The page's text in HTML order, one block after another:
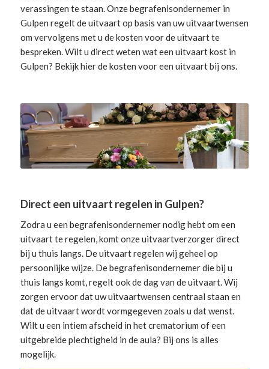
verassingen te staan. Onze begrafenisondernemer in
Gulpen regelt de uitvaartop basis van uw uitvaartwensen
om vervolgens met u de kosten voor de uitvaart te
bespreken. Wilt u direct weten wat een uitvaart kost in
Gulpen? Bekijk hier dekosten voor een uitvaartbij ons.
Direct een uitvaart regelen in Gulpen?
Zodra u een begrafenisondernemer nodig hebt om een
uitvaart te regelen, komt onze uitvaartverzorger direct
bij u thuis langs. De uitvaart regelen wij geheel op
persoonlijke wijze. De begrafenisondernemer die bij u
thuis langs komt, regelt ook de dag van de uitvaart. Wij
zorgen ervoor dat uw uitvaartwensen centraal staan en
dat de uitvaart wordt vormgegeven zoals u dat wenst.
Wilt u een intiem afscheid in het crematorium of een
uitgebreide plechtigheid in de aula? Bij ons is alles
mogelijk.